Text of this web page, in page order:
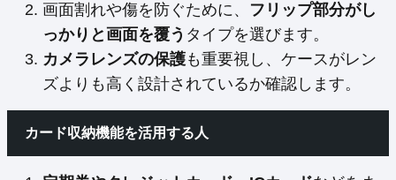
画面割れや傷を防ぐために、 フリップ部分がし
っかりと画面を覆う タイプを選びます。
カメラレンズの保護も重要視し、ケースがレン
ズよりも高く設計されているか確認します。
カード収納機能を活用する人